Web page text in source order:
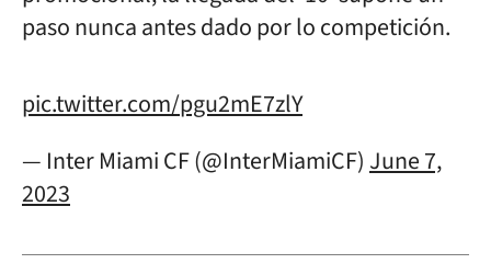
paso nunca antes dado por lo competición.
pic.twitter.com/pgu2mE7zlY
— Inter Miami CF (@InterMiamiCF) June 7,
2023